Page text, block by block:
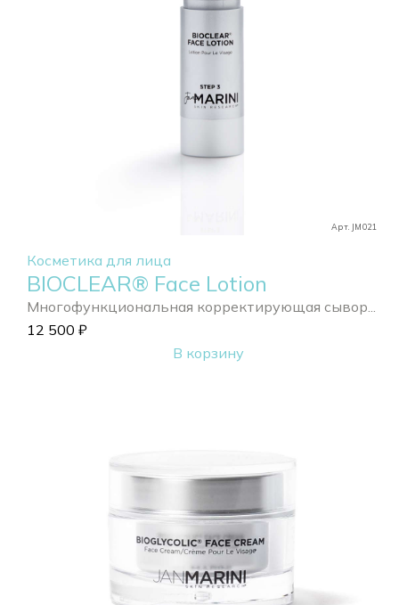
Арт. JM021
Косметика для лица
BIOCLEAR® Face Lotion
Многофункциональная корректирующая сывор...
12 500 ₽
В корзину